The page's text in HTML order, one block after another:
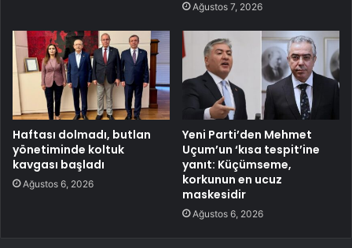
Ağustos 7, 2026
Haftası dolmadı, butlan
yönetiminde koltuk
kavgası başladı
Ağustos 6, 2026
Yeni Parti’den Mehmet
Uçum’un ‘kısa tespit’ine
yanıt: Küçümseme,
korkunun en ucuz
maskesidir
Ağustos 6, 2026